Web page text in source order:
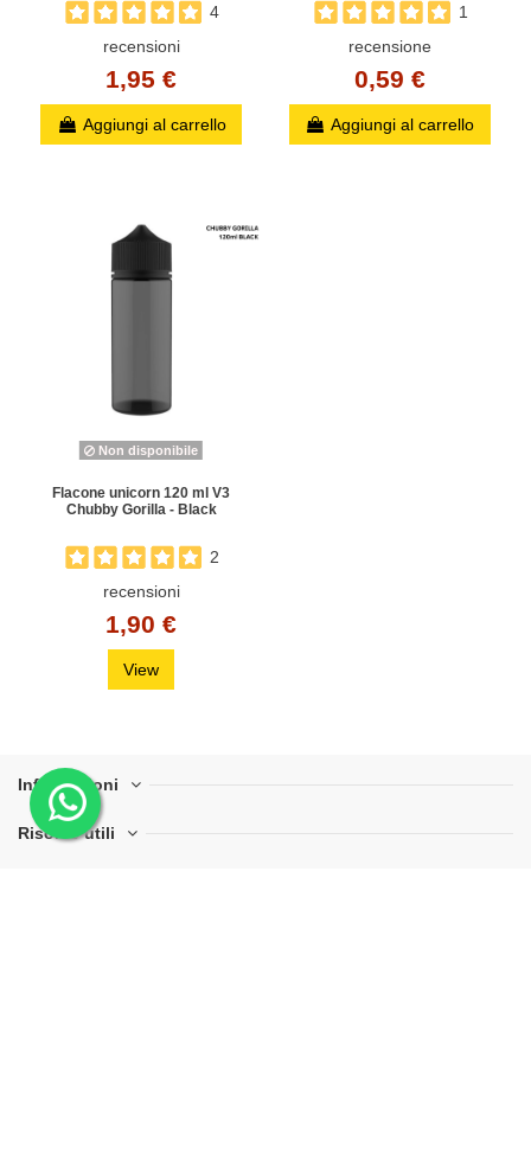
4
recensioni
1,95 €
Aggiungi al carrello
1
recensione
0,59 €
Aggiungi al carrello
Non disponibile
Flacone unicorn 120 ml V3
Chubby Gorilla - Black
2
recensioni
1,90 €
View
Informazioni
Risorse utili